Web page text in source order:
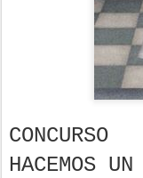
HACEMOS